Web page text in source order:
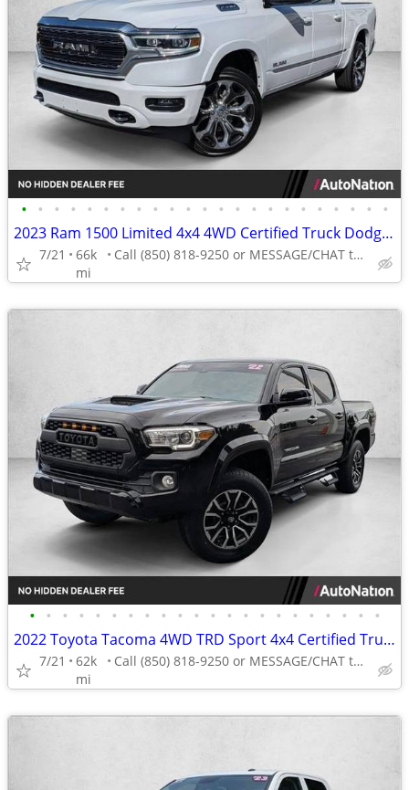
• • • • • • • • • • • • • • • • • • • • • • •
2023 Ram 1500 Limited 4x4 4WD Certified Truck Dodge Electric Crew cab AUTONATION
7/21
66k
mi
Call (850) 818-9250 or MESSAGE/CHAT to confirm availability
• • • • • • • • • • • • • • • • • • • • • •
2022 Toyota Tacoma 4WD TRD Sport 4x4 Certified Truck Crew cab AUTONATION
7/21
62k
mi
Call (850) 818-9250 or MESSAGE/CHAT to confirm availability